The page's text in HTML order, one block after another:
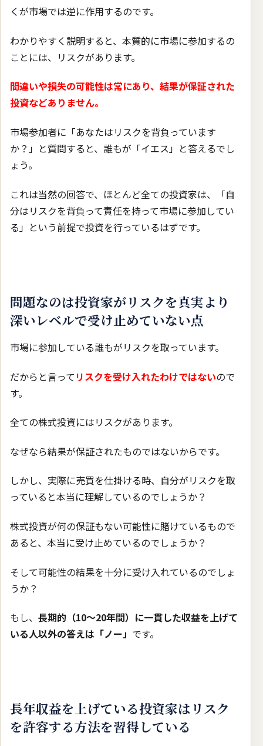
くが市場では逆に作用するのです。
わかりやすく説明すると、本質的に市場に参加するの
ことには、リスクがあります。
間違いや損失の可能性は常にあり、結果が保証された
投資などありません。
市場参加者に「あなたはリスクを背負っています
か？」と質問すると、誰もが「イエス」と答えるでし
ょう。
これは当然の回答で、ほとんど全ての投資家は、「自
分はリスクを背負って責任を持って市場に参加してい
る」という前提で投資を行っているはずです。
問題なのは投資家がリスクを真実より
深いレベルで受け止めていない点
市場に参加している誰もがリスクを取っています。
だからと言って リスクを受け入れたわけではないので
す。
全ての株式投資にはリスクがあります。
なぜなら結果が保証されたものではないからです。
しかし、実際に売買を仕掛ける時、自分がリスクを取
っていると本当に理解しているのでしょうか？
株式投資が何の保証もない可能性に賭けているもので
あると、本当に受け止めているのでしょうか？
そして可能性の結果を十分に受け入れているのでしょ
うか？
もし、 長期的（10〜20年間）に一貫した収益を上げて
いる人以外の答えは「ノー」 です。
長年収益を上げている投資家はリスク
を許容する方法を習得している